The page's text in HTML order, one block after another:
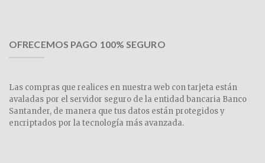
OFRECEMOS PAGO 100% SEGURO
Las compras que realices en nuestra web con tarjeta están
avaladas por el servidor seguro de la entidad bancaria Banco
Santander, de manera que tus datos están protegidos y
encriptados por la tecnología más avanzada.